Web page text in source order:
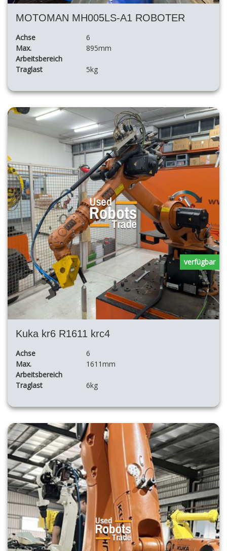
MOTOMAN MH005LS-A1 ROBOTER
Achse
6
Max.
Arbeitsbereich
895mm
Traglast 5kg
Kuka kr6 R1611 krc4
Achse
6
Max.
Arbeitsbereich
1611mm
Traglast 6kg
verfügbar